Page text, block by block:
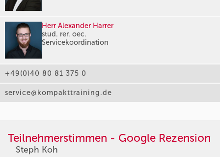
Herr Alexander Harrer
stud. rer. oec.
Servicekoordination
+49(0)40 80 81 375 0
service@kompakttraining.de
Teilnehmerstimmen - Google Rezension
Steph Koh